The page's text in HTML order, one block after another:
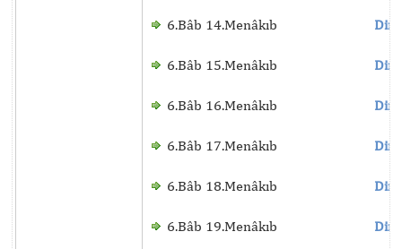
6.Bâb 14.Menâkıb
6.Bâb 15.Menâkıb
6.Bâb 16.Menâkıb
6.Bâb 17.Menâkıb
6.Bâb 18.Menâkıb
6.Bâb 19.Menâkıb